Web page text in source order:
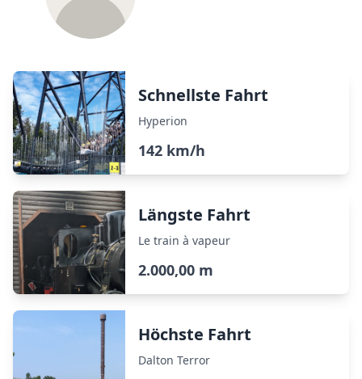
Schnellste Fahrt
Hyperion
142 km/h
Längste Fahrt
Le train à vapeur
2.000,00 m
Höchste Fahrt
Dalton Terror